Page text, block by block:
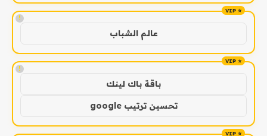
!
عالم الشباب
!
باقة باك لينك
تحسين ترتيب google